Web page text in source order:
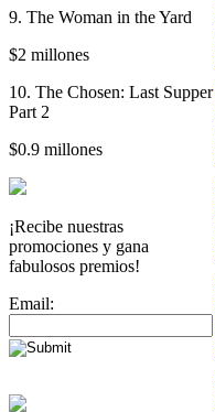
9. The Woman in the Yard
$2 millones
10. The Chosen: Last Supper
Part 2
$0.9 millones
¡Recibe nuestras
promociones y gana
fabulosos premios!
Email: